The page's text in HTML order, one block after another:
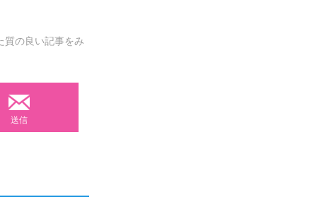
質の良い記事をみ
送信